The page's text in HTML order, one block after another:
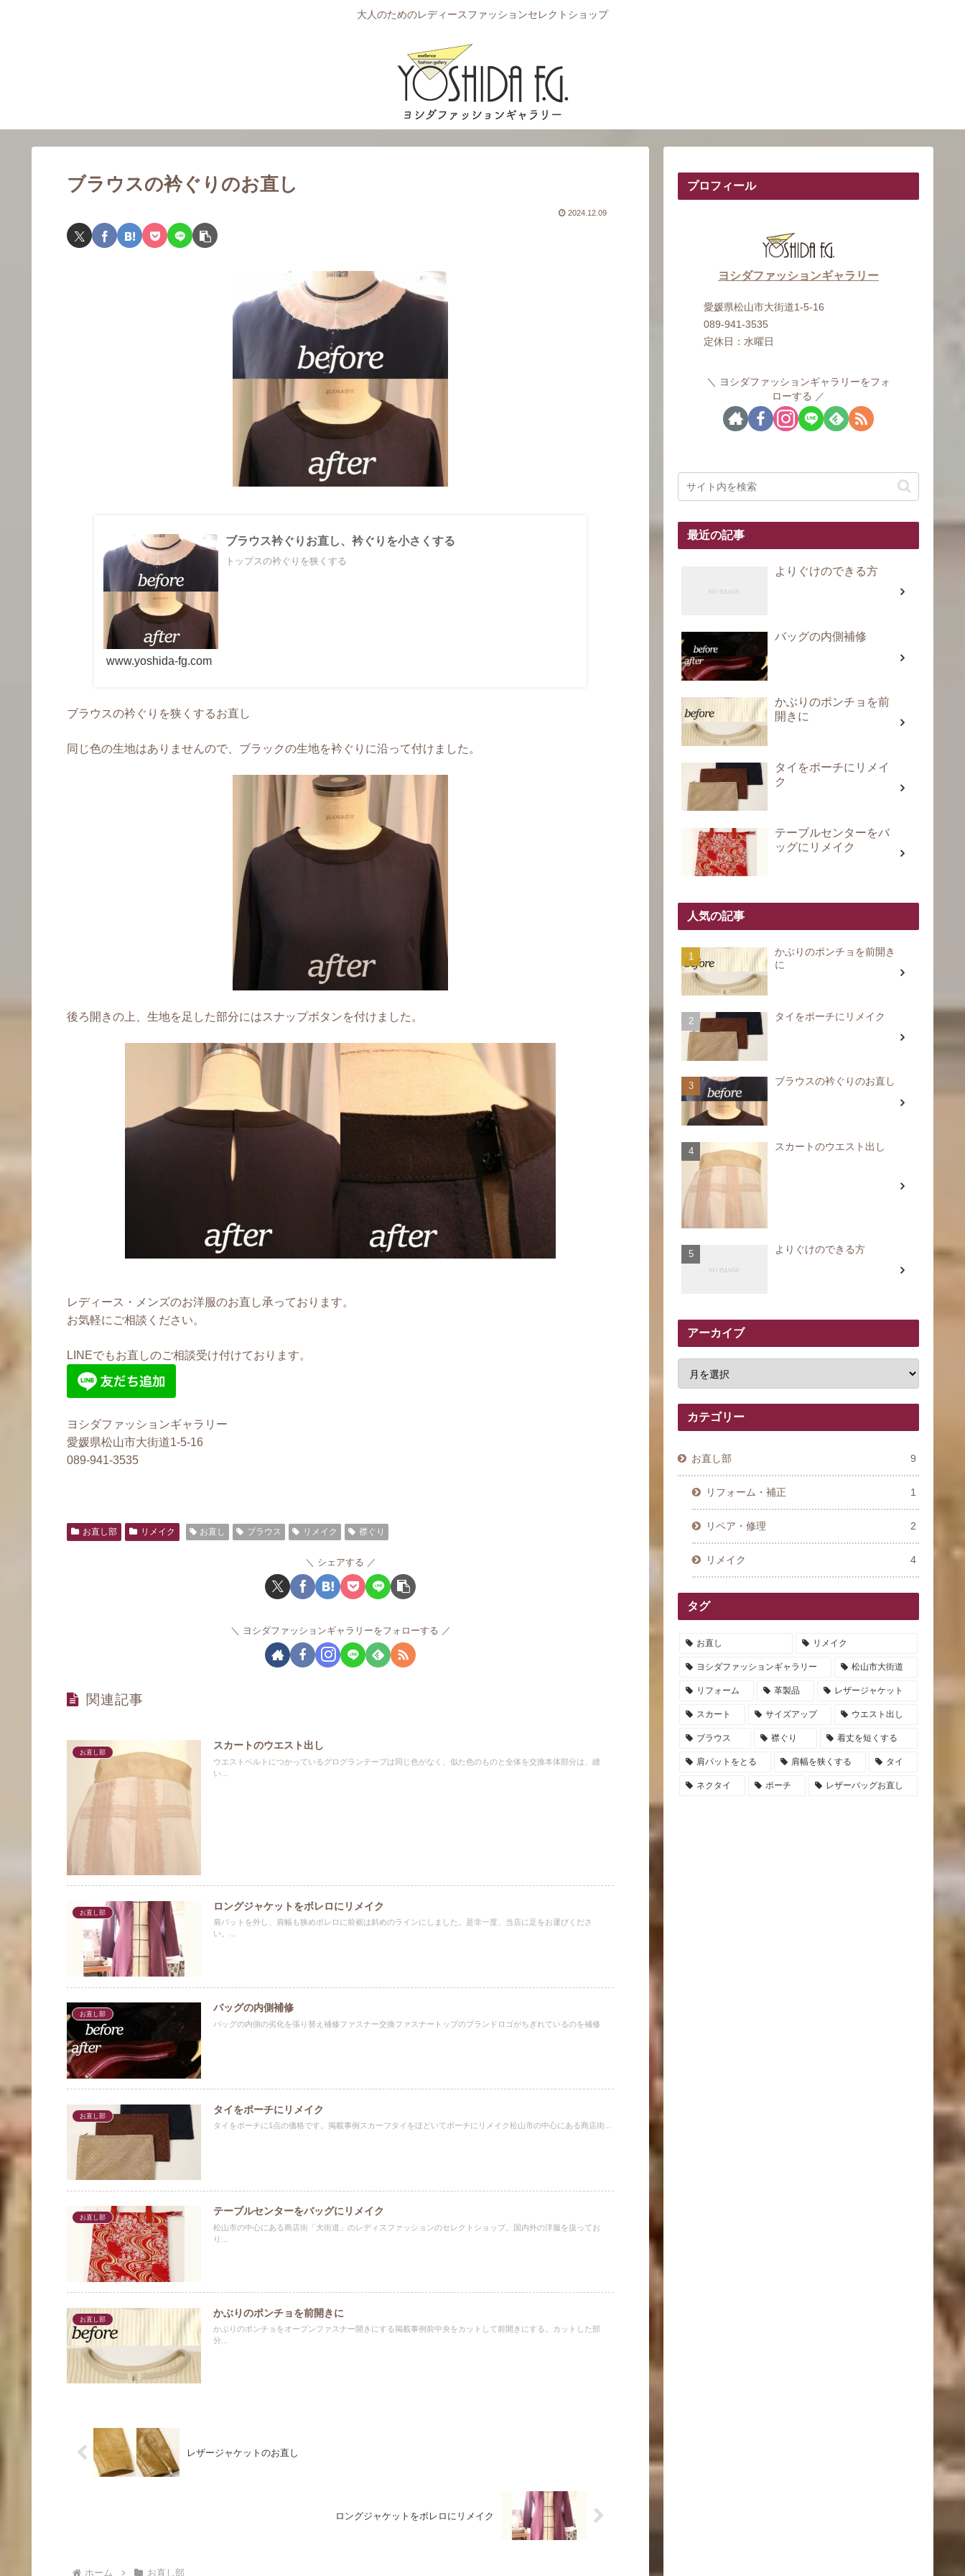
大人のためのレディースファッションセレクトショップ
ブラウスの衿ぐりのお直し
2024.12.09
ブラウス衿ぐりお直し、衿ぐりを小さくする
トップスの衿ぐりを狭くする
www.yoshida-fg.com
ブラウスの衿ぐりを狭くするお直し
同じ色の生地はありませんので、ブラックの生地を衿ぐりに沿って付けました。
後ろ開きの上、生地を足した部分にはスナップボタンを付けました。
レディース・メンズのお洋服のお直し承っております。
お気軽にご相談ください。
LINEでもお直しのご相談受け付けております。
ヨシダファッションギャラリー
愛媛県松山市大街道1-5-16
089-941-3535
お直し部 リメイク お直し ブラウス リメイク 襟ぐり
シェアする
ヨシダファッションギャラリーをフォローする
関連記事
お直し部
スカートのウエスト出し
ウエストベルトにつかっているグログランテープは同じ色がなく、似た色のものと全体を交換本体部分は、縫
い...
お直し部
ロングジャケットをボレロにリメイク
肩パットを外し、肩幅も狭めボレロに前裾は斜めのラインにしました。是非一度、当店に足をお運びくださ
い。...
お直し部
バッグの内側補修
バッグの内側の劣化を張り替え補修ファスナー交換ファスナートップのブランドロゴがちぎれているのを補修
お直し部
タイをポーチにリメイク
タイをポーチに1点の価格です。掲載事例スカーフタイをほどいてポーチにリメイク松山市の中心にある商店街...
お直し部
テーブルセンターをバッグにリメイク
松山市の中心にある商店街「大街道」のレディスファッションのセレクトショップ。国内外の洋服を扱ってお
り...
お直し部
かぶりのポンチョを前開きに
かぶりのポンチョをオープンファスナー開きにする掲載事例前中央をカットして前開きにする。カットした部
分...
レザージャケットのお直し
ロングジャケットをボレロにリメイク
ホーム お直し部
プロフィール
ヨシダファッションギャラリー
愛媛県松山市大街道1-5-16
089-941-3535
定休日：水曜日
ヨシダファッションギャラリーをフォ
ローする
最近の記事
よりぐけのできる方
バッグの内側補修
かぶりのポンチョを前
開きに
タイをポーチにリメイ
ク
テーブルセンターをバ
ッグにリメイク
人気の記事
かぶりのポンチョを前開き
に
タイをポーチにリメイク
ブラウスの衿ぐりのお直し
スカートのウエスト出し
よりぐけのできる方
アーカイブ
カテゴリー
お直し部 9
リフォーム・補正 1
リペア・修理 2
リメイク 4
タグ
お直し リメイク
ヨシダファッションギャラリー 松山市大街道
リフォーム 革製品 レザージャケット
スカート サイズアップ ウエスト出し
ブラウス 襟ぐり 着丈を短くする
肩パットをとる 肩幅を狭くする タイ
ネクタイ ポーチ レザーバッグお直し